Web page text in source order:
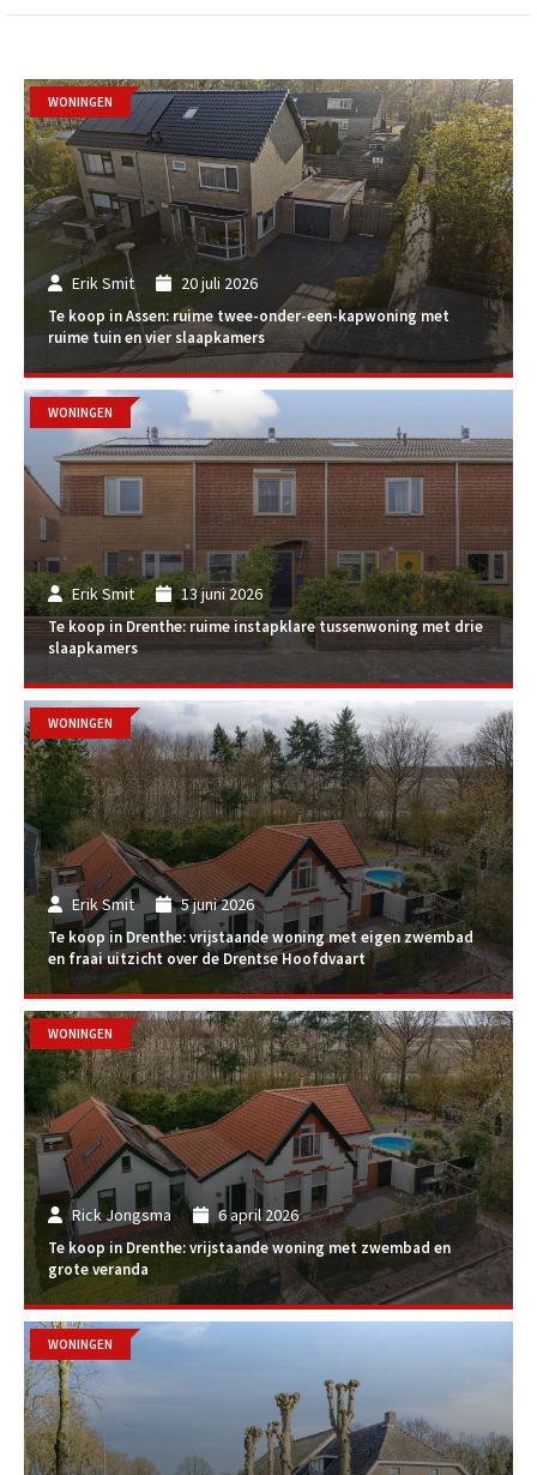
Erik Smit 20 juli 2026
Te koop in Assen: ruime twee-onder-een-kapwoning met
ruime tuin en vier slaapkamers
WONINGEN
Erik Smit 13 juni 2026
Te koop in Drenthe: ruime instapklare tussenwoning met drie
slaapkamers
WONINGEN
Erik Smit 5 juni 2026
Te koop in Drenthe: vrijstaande woning met eigen zwembad
en fraai uitzicht over de Drentse Hoofdvaart
WONINGEN
Rick Jongsma 6 april 2026
Te koop in Drenthe: vrijstaande woning met zwembad en
grote veranda
WONINGEN
WONINGEN